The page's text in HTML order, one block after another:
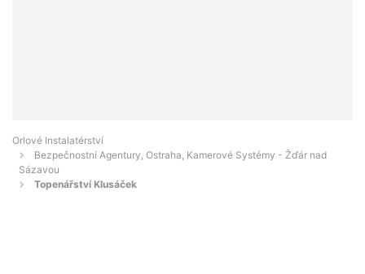
Orlové Instalatérství
Bezpečnostní Agentury, Ostraha, Kamerové Systémy - Žďár nad
Sázavou
Topenářství Klusáček